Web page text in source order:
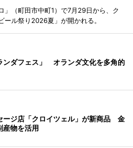
」（町田市中町1）で7月29日から、ク
ール祭り2026夏」が開かれる。
ンダフェス」 オランダ文化を多角的
ージ店「クロイツェル」が新商品 金
産物を活用